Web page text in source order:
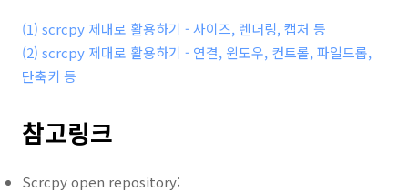
(1) scrcpy 제대로 활용하기 - 사이즈, 렌더링, 캡처 등
(2) scrcpy 제대로 활용하기 - 연결, 윈도우, 컨트롤, 파일드롭,
단축키 등
참고링크
Scrcpy open repository: